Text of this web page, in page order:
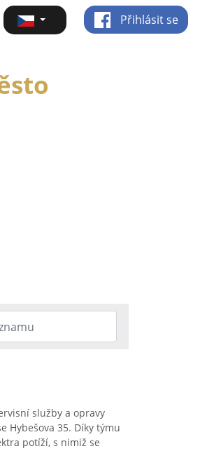
Přihlásit se
služby a opravy
Hybešova 35. Díky týmu
potíží, s nimiž se